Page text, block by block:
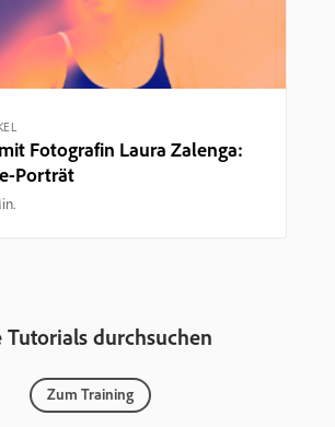
Fotografin Laura Zalenga:
Porträt
Tutorials durchsuchen
Zum Training